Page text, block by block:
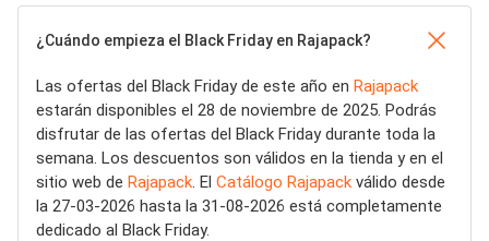
¿Cuándo empieza el Black Friday en Rajapack?
Las ofertas del Black Friday de este año en Rajapack
estarán disponibles el 28 de noviembre de 2025. Podrás
disfrutar de las ofertas del Black Friday durante toda la
semana. Los descuentos son válidos en la tienda y en el
sitio web de Rajapack . El Catálogo Rajapack válido desde
la 27-03-2026 hasta la 31-08-2026 está completamente
dedicado al Black Friday.